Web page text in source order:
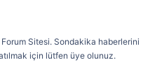
Sitesi. Sondakika haberlerini
için lütfen üye olunuz.